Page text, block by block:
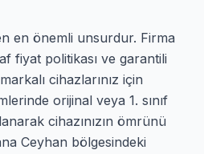
en önemli unsurdur. Firma
fiyat politikası ve garantili
markalı cihazlarınız için
orijinal veya 1. sınıf
cihazınızın ömrünü
Ceyhan bölgesindeki